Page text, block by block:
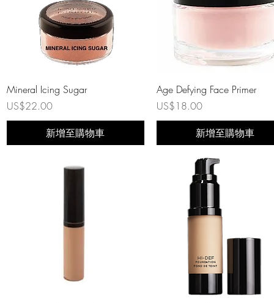
快速瀏覽
Mineral Icing Sugar
價格
US$22.00
新增至購物車
快速瀏覽
Age Defying Face Primer
價格
US$18.00
新增至購物車